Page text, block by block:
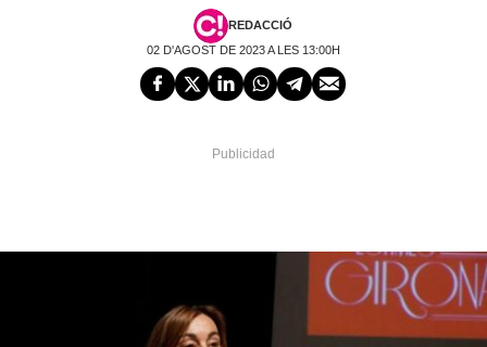
REDACCIÓ
02 D'AGOST DE 2023 A LES 13:00H